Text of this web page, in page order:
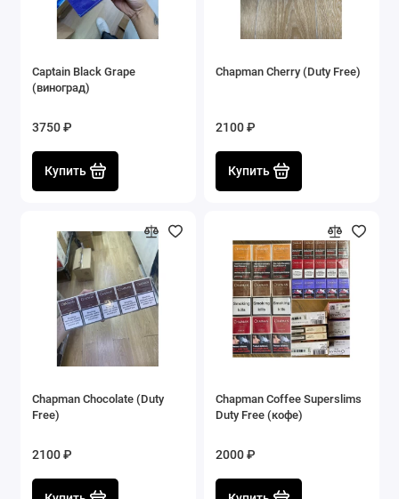
Captain Black Grape
(виноград)
3750 ₽
Купить
Chapman Cherry (Duty Free)
2100 ₽
Купить
Chapman Chocolate (Duty
Free)
2100 ₽
Chapman Coffee Superslims
Duty Free (кофе)
2000 ₽